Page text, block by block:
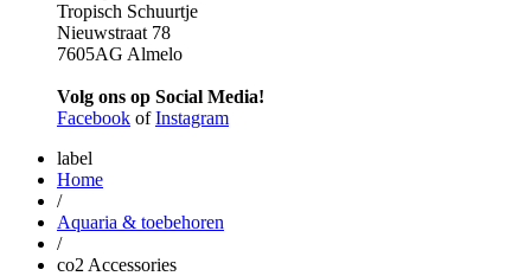
Tropisch Schuurtje
Nieuwstraat 78
7605AG Almelo
Volg ons op Social Media!
Facebook ofInstagram
label
Home
/
Aquaria & toebehoren
/
co2 Accessories